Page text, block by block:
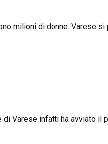
milioni di donne. Varese
Varese infatti ha avviato